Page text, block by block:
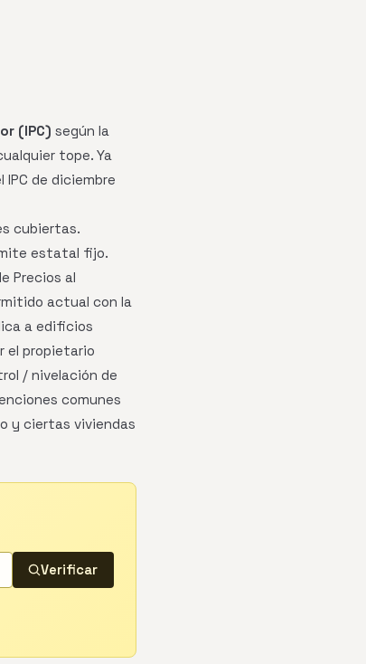
(IPC) según la
tope. Ya
de diciembre
cubiertas.
estatal fijo.
Precios al
actual con la
a edificios
el propietario
/ nivelación de
comunes
y ciertas viviendas
Verificar